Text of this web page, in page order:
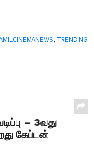
, TRENDING
– 3வது
கேப்டன்